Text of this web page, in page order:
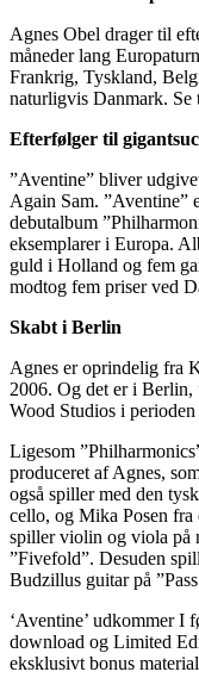
Agnes Obel drager til
måneder lang
Frankrig, Tyskland,
naturligvis Danmark. Se
Efterfølger til
”Aventine” bliver
Again Sam. ”Aventine”
debutalbum
eksemplarer i Europa.
guld i Holland og fem
modtog fem priser ved
Skabt i Berlin
Agnes er oprindelig fra
2006. Og det er i Berlin,
Wood Studios i
Ligesom
produceret af Agnes,
også spiller med den
cello, og Mika Posen fra
spiller violin og viola på
”Fivefold”. Desuden
Budzillus guitar på
‘Aventine’ udkommer I
download og Limited
eksklusivt bonus